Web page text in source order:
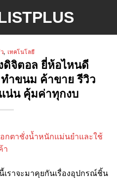
, เทคโนโลยี
ดิจิตอล ยี่ห้อไหนดี
ำขนม ค้าขาย รีวิว
น่น คุ้มค่าทุกงบ
ราจะมาคุยกันเรื่องอุปกรณ์ชิ้น